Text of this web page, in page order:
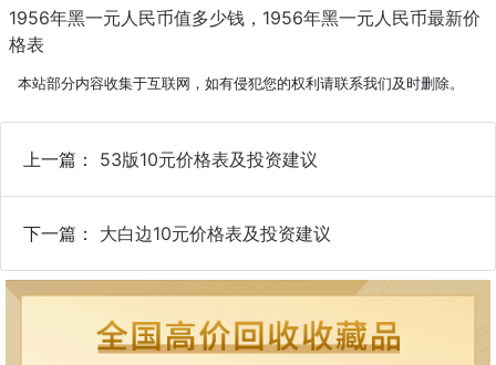
1956年黑一元人民币值多少钱，1956年黑一元人民币最新价
格表
本站部分内容收集于互联网，如有侵犯您的权利请联系我们及时删除。
上一篇： 53版10元价格表及投资建议
下一篇： 大白边10元价格表及投资建议